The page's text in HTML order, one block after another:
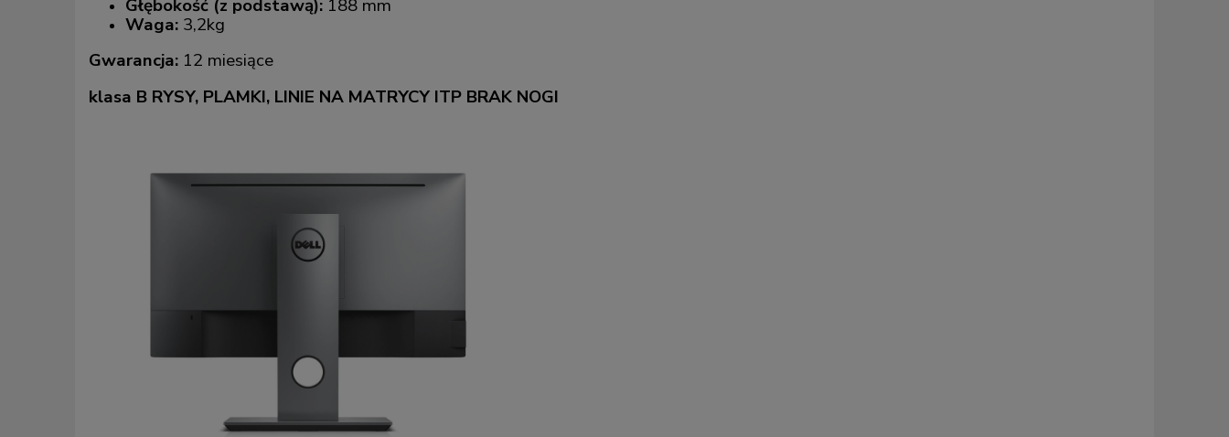
Głębokość (z podstawą): 188 mm
Waga: 3,2kg
Gwarancja: 12 miesiące
klasa B RYSY, PLAMKI, LINIE NA MATRYCY ITP BRAK NOGI